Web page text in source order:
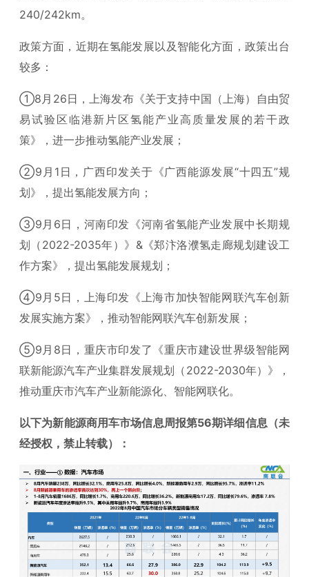
240/242km。
政策方面，近期在氢能发展以及智能化方面，政策出台
较多：
①8月26日，上海发布《关于支持中国（上海）自由贸
易试验区临港新片区氢能产业高质量发展的若干政
策》，进一步推动氢能产业发展；
②9月1日，广西印发关于《广西能源发展“十四五”规
划》，提出氢能发展方向；
③9月6日，河南印发《河南省氢能产业发展中长期规
划（2022-2035年）》&《郑汴洛濮氢走廊规划建设工
作方案》，提出氢能发展规划；
④9月5日，上海印发《上海市加快智能网联汽车创新
发展实施方案》，推动智能网联汽车创新发展；
⑤9月8日，重庆市印发了《重庆市建设世界级智能网
联新能源汽车产业集群发展规划（2022-2030年）》，
推动重庆市汽车产业新能源化、智能网联化。
以下为新能源商用车市场信息周报第56期详细信息（未
经授权，禁止转载）：